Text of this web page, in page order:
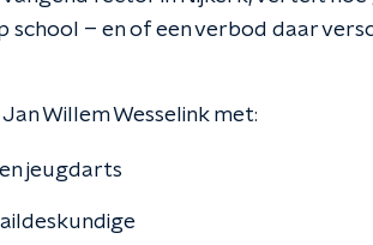
school – en of een verbod daar
Willem Wesselink met:
jeugdarts